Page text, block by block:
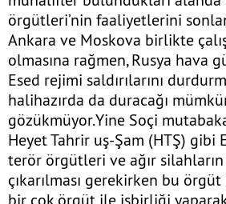
örgütleri’nin faaliyetlerini
Ankara ve Moskova birlikte
olmasına rağmen, Rusya hava
Esed rejimi saldırılarını
halihazırda da duracağı
gözükmüyor.Yine Soçi
Heyet Tahrir uş-Şam (HTŞ) gibi
terör örgütleri ve ağır silahların
çıkarılması gerekirken bu
bir çok örgüt ile işbirliği